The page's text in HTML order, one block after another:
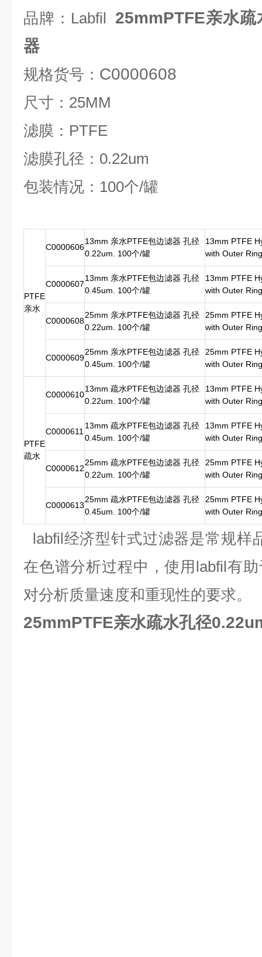
品牌：Labfil 25mmPTFE亲水
器
规格货号： C0000608
尺寸：25MM
滤膜：PTFE
滤膜孔径：0.22um
包装情况：100个/罐
PTFE
亲水
C0000606
13mm 亲水PTFE包边滤器 孔径
0.22um. 100个/罐
13mm PTFE
with Outer
C0000607
13mm 亲水PTFE包边滤器 孔径
0.45um. 100个/罐
13mm PTFE
with Outer
C0000608
25mm 亲水PTFE包边滤器 孔径
0.22um. 100个/罐
25mm PTFE
with Outer
C0000609
25mm 亲水PTFE包边滤器 孔径
0.45um. 100个/罐
25mm PTFE
with Outer
PTFE
疏水
C0000610
13mm 疏水PTFE包边滤器 孔径
0.22um. 100个/罐
13mm PTFE
with Outer
C0000611
13mm 疏水PTFE包边滤器 孔径
0.45um. 100个/罐
13mm PTFE
with Outer
C0000612
25mm 疏水PTFE包边滤器 孔径
0.22um. 100个/罐
25mm PTFE
with Outer
C0000613
25mm 疏水PTFE包边滤器 孔径
0.45um. 100个/罐
25mm PTFE
with Outer
labfil经济型针式过滤器是常规样
在色谱分析过程中，使用labfil有
对分析质量速度和重现性的要求。
25mmPTFE亲水疏水孔径